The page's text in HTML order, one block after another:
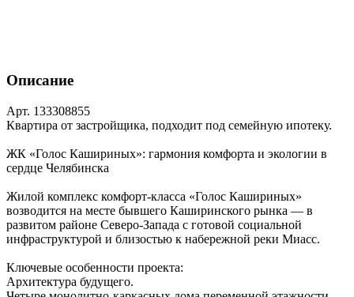
Описание
Арт. 133308855
Квартира от застройщика, подходит под семейную ипотеку.
ЖК «Голос Кашириных»: гармония комфорта и экологии в
сердце Челябинска
Жилой комплекс комфорт‑класса «Голос Кашириных»
возводится на месте бывшего Каширинского рынка — в
развитом районе Северо‑Запада с готовой социальной
инфраструктурой и близостью к набережной реки Миасс.
Ключевые особенности проекта:
Архитектура будущего.